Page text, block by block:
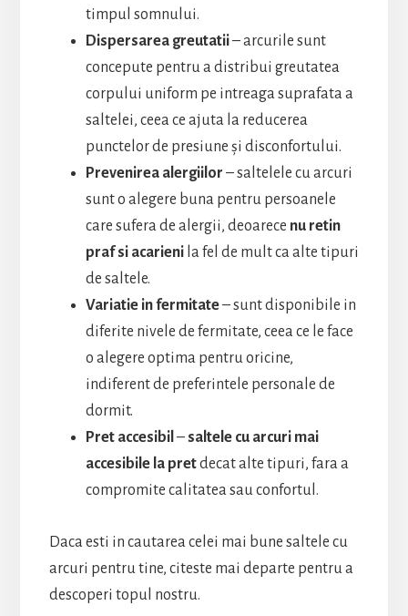
timpul somnului.
Dispersarea greutatii– arcurile sunt
concepute pentru a distribui greutatea
corpului uniform pe intreaga suprafata a
saltelei, ceea ce ajuta la reducerea
punctelor de presiune și disconfortului.
Prevenirea alergiilor – saltelele cu arcuri
sunt o alegere buna pentru persoanele
care sufera de alergii, deoarece nu retin
praf si acarieni la fel de mult ca alte tipuri
de saltele.
Variatie in fermitate– sunt disponibile in
diferite nivele de fermitate, ceea ce le face
o alegere optima pentru oricine,
indiferent de preferintele personale de
dormit.
Pret accesibil –saltele cu arcuri mai
accesibile la pretdecat alte tipuri, fara a
compromite calitatea sau confortul.
Daca esti in cautarea celei mai bune saltele cu
arcuri pentru tine, citeste mai departe pentru a
descoperi topul nostru.